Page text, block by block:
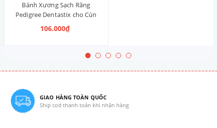
Bánh Xương Sạch Răng
Pedigree Dentastix cho Cún
vừa 210g (14 Thanh, Vị Truyền
Thống)
106.000₫
GIAO HÀNG TOÀN QUỐC
Ship cod thanh toán khi nhận hàng